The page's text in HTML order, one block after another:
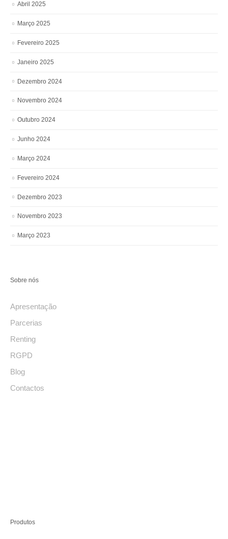
Abril 2025
Março 2025
Fevereiro 2025
Janeiro 2025
Dezembro 2024
Novembro 2024
Outubro 2024
Junho 2024
Março 2024
Fevereiro 2024
Dezembro 2023
Novembro 2023
Março 2023
Sobre nós
Apresentação
Parcerias
Renting
RGPD
Blog
Contactos
Produtos